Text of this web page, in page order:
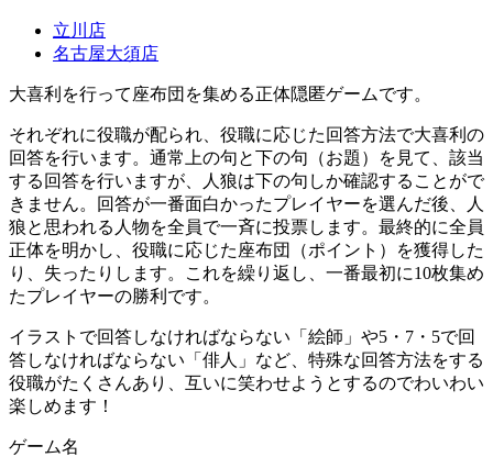
立川店
名古屋大須店
大喜利を行って座布団を集める正体隠匿ゲームです。
それぞれに役職が配られ、役職に応じた回答方法で大喜利の
回答を行います。通常上の句と下の句（お題）を見て、該当
する回答を行いますが、人狼は下の句しか確認することがで
きません。回答が一番面白かったプレイヤーを選んだ後、人
狼と思われる人物を全員で一斉に投票します。最終的に全員
正体を明かし、役職に応じた座布団（ポイント）を獲得した
り、失ったりします。これを繰り返し、一番最初に10枚集め
たプレイヤーの勝利です。
イラストで回答しなければならない「絵師」や5・7・5で回
答しなければならない「俳人」など、特殊な回答方法をする
役職がたくさんあり、互いに笑わせようとするのでわいわい
楽しめます！
ゲーム名